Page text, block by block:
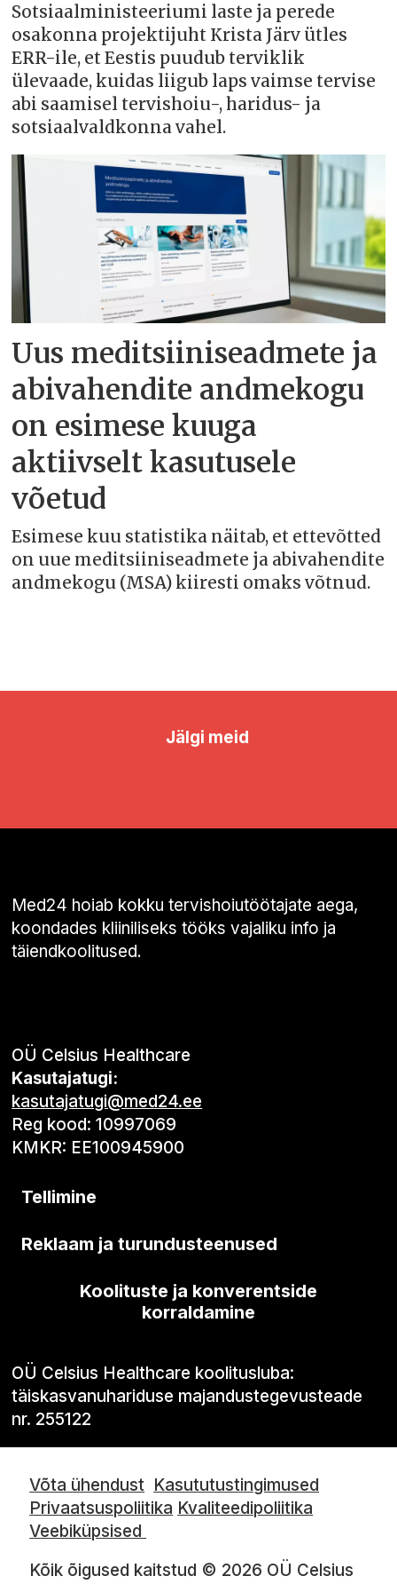
Sotsiaalministeeriumi laste ja perede
osakonna projektijuht Krista Järv ütles
ERR-ile, et Eestis puudub terviklik
ülevaade, kuidas liigub laps vaimse tervise
abi saamisel tervishoiu-, haridus- ja
sotsiaalvaldkonna vahel.
Uus meditsiiniseadmete ja
abivahendite andmekogu
on esimese kuuga
aktiivselt kasutusele
võetud
Esimese kuu statistika näitab, et ettevõtted
on uue meditsiiniseadmete ja abivahendite
andmekogu (MSA) kiiresti omaks võtnud.
Jälgi meid
Med24 hoiab kokku tervishoiutöötajate aega,
koondades kliiniliseks tööks vajaliku info ja
täiendkoolitused.
OÜ Celsius Healthcare
Kasutajatugi:
kasutajatugi@med24.ee
Reg kood: 10997069
KMKR: EE100945900
Tellimine
Reklaam ja turundusteenused
Koolituste ja konverentside
korraldamine
OÜ Celsius Healthcare koolitusluba:
täiskasvanuhariduse majandustegevusteade
nr. 255122
Võta ühendust Kasututustingimused
Privaatsuspoliitika Kvaliteedipoliitika
Veebiküpsised
Kõik õigused kaitstud © 2026 OÜ Celsius